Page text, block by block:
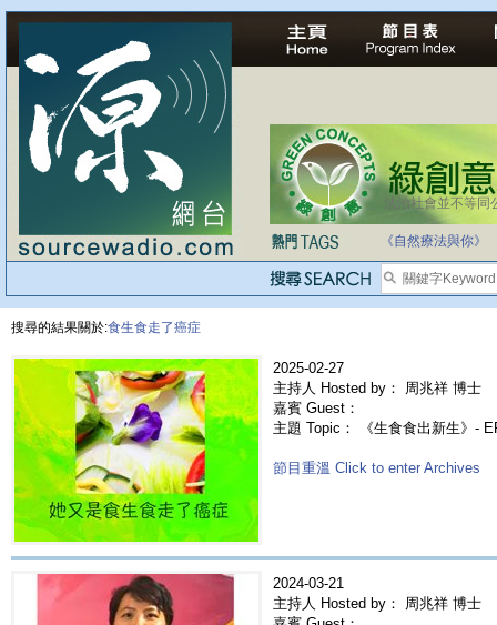
法治社會並不等同
自家教育合法化-
《自然療法與你》
搜尋的結果關於:食生食走了癌症
2025-02-27
主持人 Hosted by： 周兆祥 博士
嘉賓 Guest：
主題 Topic： 《生食食出新生》-
節目重溫 Click to enter Archives
2024-03-21
主持人 Hosted by： 周兆祥 博士